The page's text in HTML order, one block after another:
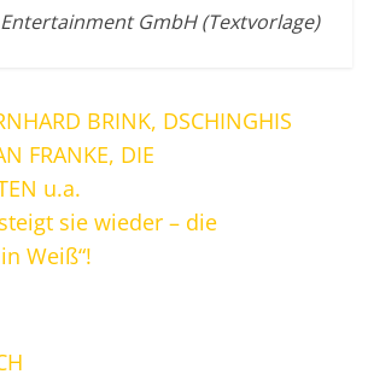
GmbH (Textvorlage)
BRINK, DSCHINGHIS
FRANKE, DIE
u.a.
sie wieder – die
Weiß“!